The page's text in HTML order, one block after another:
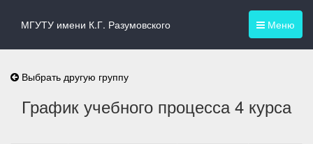
Меню
МГУТУ имени К.Г. Разумовского
Выбрать другую группу
График учебного процесса 4 курса